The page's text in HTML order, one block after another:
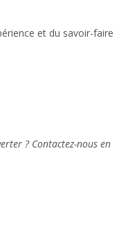
et du savoir-faire
? Contactez-nous en